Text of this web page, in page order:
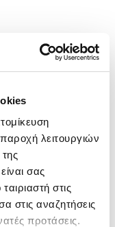
λειτουργιών
σας
στις
στις αναζητήσεις
προτάσεις.